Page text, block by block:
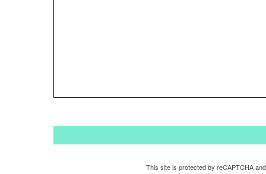
This site is protected by reCAPTCHA